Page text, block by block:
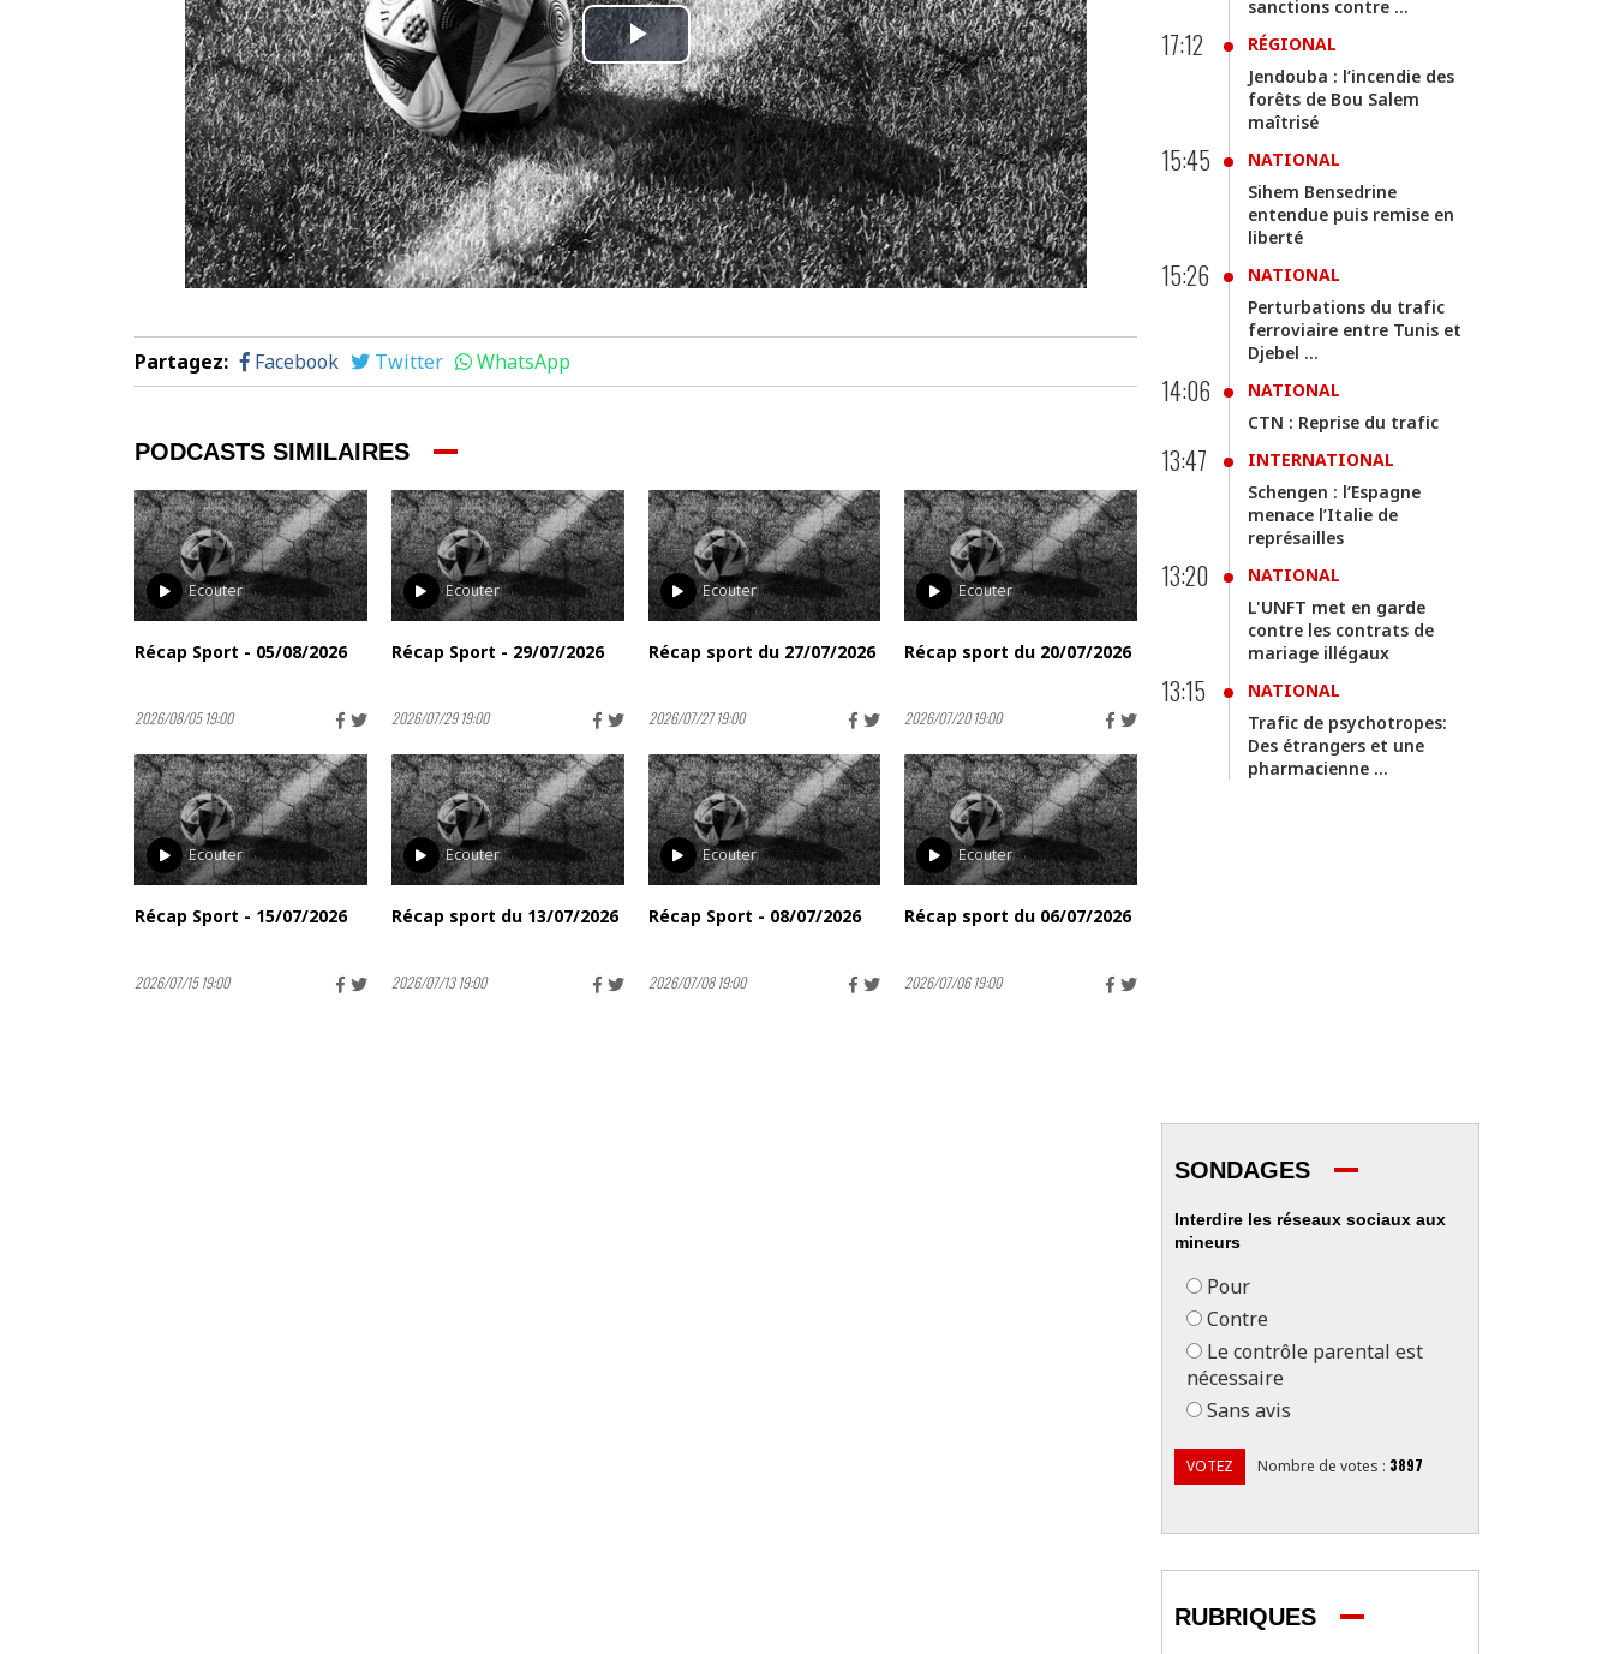
Play
Video
Partagez: Facebook Twitter WhatsApp
PODCASTS SIMILAIRES
Ecouter
Récap Sport - 05/08/2026
2026/08/05 19:00
Ecouter
Récap Sport - 29/07/2026
2026/07/29 19:00
Ecouter
Récap sport du 27/07/2026
2026/07/27 19:00
Ecouter
Récap sport du 20/07/2026
2026/07/20 19:00
Ecouter
Récap Sport - 15/07/2026
2026/07/15 19:00
Ecouter
Récap sport du 13/07/2026
2026/07/13 19:00
Ecouter
Récap Sport - 08/07/2026
2026/07/08 19:00
Ecouter
Récap sport du 06/07/2026
2026/07/06 19:00
sanctions contre ...
17:12
RÉGIONAL
Jendouba : l’incendie des
forêts de Bou Salem
maîtrisé
15:45
NATIONAL
Sihem Bensedrine
entendue puis remise en
liberté
15:26
NATIONAL
Perturbations du trafic
ferroviaire entre Tunis et
Djebel ...
14:06
NATIONAL
CTN : Reprise du trafic
13:47
INTERNATIONAL
Schengen : l’Espagne
menace l’Italie de
représailles
13:20
NATIONAL
L'UNFT met en garde
contre les contrats de
mariage illégaux
13:15
NATIONAL
Trafic de psychotropes:
Des étrangers et une
pharmacienne ...
SONDAGES
Interdire les réseaux sociaux aux
mineurs
Pour
Contre
Le contrôle parental est
nécessaire
Sans avis
VOTEZ Nombre de votes : 3897
RUBRIQUES